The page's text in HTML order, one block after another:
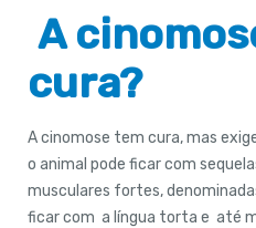
A
cura?
A cinomose tem cura, mas
o animal pode ficar com
musculares fortes,
ficar com a língua torta e até